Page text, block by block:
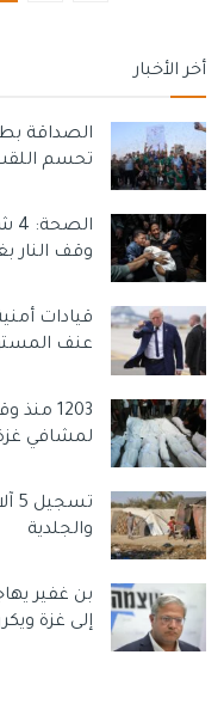
أخر الأخبار
الصداقة
تحسم
وقف النار بغزة
قيادات
عنف
لمشافي غزة بـ24
والجلدية
بن غفير
إلى غزة